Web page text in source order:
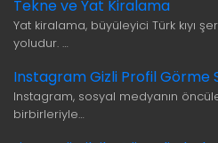
Tekne ve Yat Kiralama
Yat kiralama, büyüleyici Türk kıyı
yoludur. …
Instagram Gizli Profil Görme
Instagram, sosyal medyanın
birbirleriyle…